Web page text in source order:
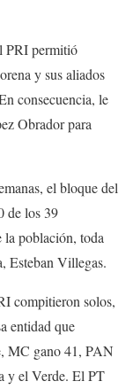
PRI permitió
y sus aliados
consecuencia, le
Obrador para
el bloque del
de los 39
población, toda
Esteban Villegas.
compitieron solos,
entidad que
MC gano 41, PAN
y el Verde. El PT